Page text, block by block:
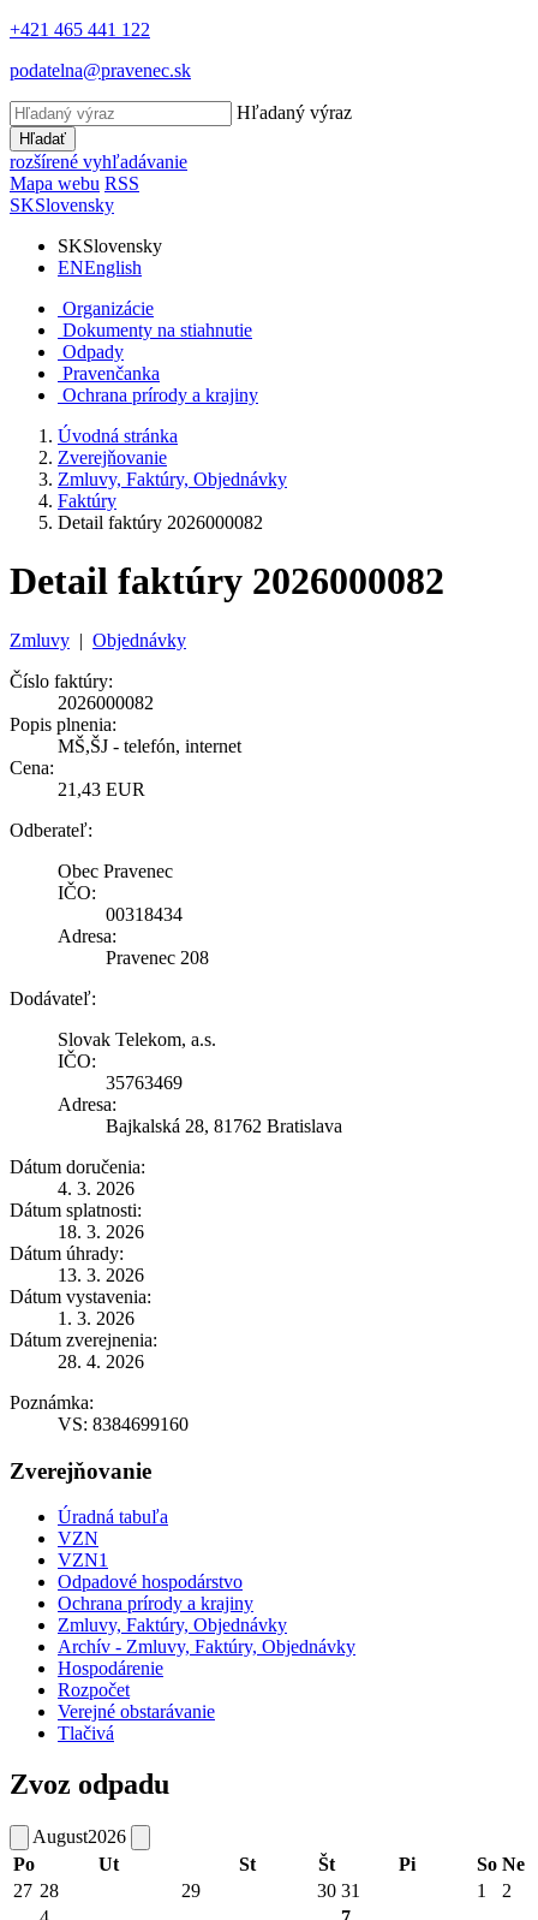
+421 465 441 122
podatelna@pravenec.sk
Hľadaný výraz
Hľadať
rozšírené vyhľadávanie
Mapa webu RSS
SKSlovensky
SKSlovensky
ENEnglish
Organizácie
Dokumenty na stiahnutie
Odpady
Pravenčanka
Ochrana prírody a krajiny
Úvodná stránka
Zverejňovanie
Zmluvy, Faktúry, Objednávky
Faktúry
Detail faktúry 2026000082
Detail faktúry 2026000082
Zmluvy | Objednávky
Číslo faktúry:
2026000082
Popis plnenia:
MŠ,ŠJ - telefón, internet
Cena:
21,43 EUR
Odberateľ:
Obec Pravenec
IČO:
00318434
Adresa:
Pravenec 208
Dodávateľ:
Slovak Telekom, a.s.
IČO:
35763469
Adresa:
Bajkalská 28, 81762 Bratislava
Dátum doručenia:
4. 3. 2026
Dátum splatnosti:
18. 3. 2026
Dátum úhrady:
13. 3. 2026
Dátum vystavenia:
1. 3. 2026
Dátum zverejnenia:
28. 4. 2026
Poznámka:
VS: 8384699160
Zverejňovanie
Úradná tabuľa
VZN
VZN1
Odpadové hospodárstvo
Ochrana prírody a krajiny
Zmluvy, Faktúry, Objednávky
Archív - Zmluvy, Faktúry, Objednávky
Hospodárenie
Rozpočet
Verejné obstarávanie
Tlačivá
Zvoz odpadu
August2026
Po
Ut St Št Pi So Ne
27 28 29 30 31 1
2